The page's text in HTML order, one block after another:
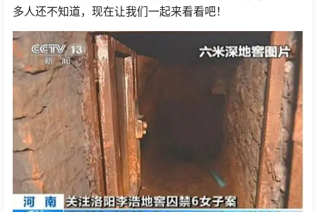
多人还不知道，现在让我们一起来看看吧！